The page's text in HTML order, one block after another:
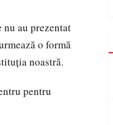
au prezentat
o formă
noastră.
pentru